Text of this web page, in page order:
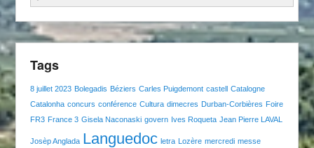
Tags
8 juillet 2023 Bolegadis Béziers Carles Puigdemont castell Catalogne
Catalonha concurs conférence Cultura dimecres Durban-Corbières Foire
FR3 France 3 Gisela Naconaski govern Ives Roqueta Jean Pierre LAVAL
Josèp Anglada Languedoc letra Lozère mercredi messe